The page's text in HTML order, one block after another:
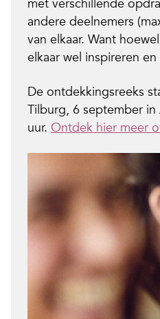
met verschillende
andere deelnemers
van elkaar. Want
elkaar wel inspireren
De ontdekkingsreeks
Tilburg, 6 september
uur. Ontdek hier meer